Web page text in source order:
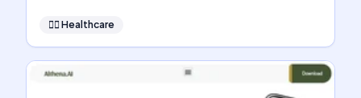
👩‍⚕️ Healthcare